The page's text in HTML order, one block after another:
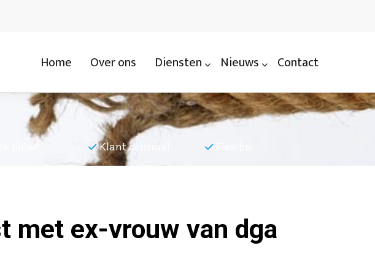
Home Over ons Diensten Nieuws Contact
Klant centraal
met ex-vrouw van dga